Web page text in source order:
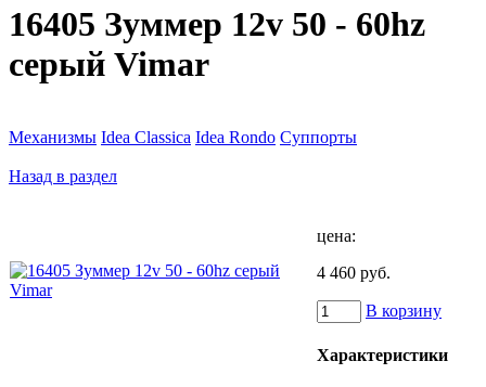
16405 Зуммер 12v 50 - 60hz
серый Vimar
Механизмы Idea Classica Idea Rondo Суппорты
Назад в раздел
цена:
4 460 руб.
В корзину
Характеристики